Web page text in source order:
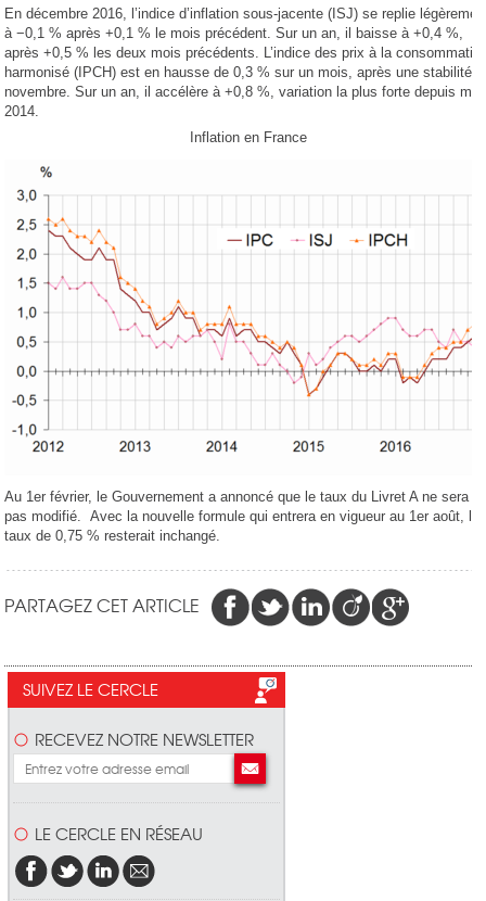
En décembre 2016, l’indice d’inflation sous-jacente (ISJ) se replie
à −0,1 % après +0,1 % le mois précédent. Sur un an, il baisse à +0,4 %,
après +0,5 % les deux mois précédents. L’indice des prix à la
harmonisé (IPCH) est en hausse de 0,3 % sur un mois, après une stabilité
novembre. Sur un an, il accélère à +0,8 %, variation la plus forte depuis mai
2014.
Inflation en France
Au 1er février, le Gouvernement a annoncé que le taux du Livret A ne sera
pas modifié. Avec la nouvelle formule qui entrera en vigueur au 1er août, le
taux de 0,75 % resterait inchangé.
PARTAGEZ CET ARTICLE
SUIVEZ LE CERCLE
RECEVEZ NOTRE NEWSLETTER
LE CERCLE EN RÉSEAU